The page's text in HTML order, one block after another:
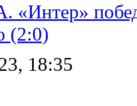
«Интер»
(2:0)
18:35